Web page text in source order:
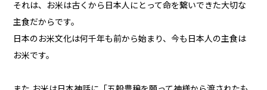
それは、お米は古くから日本人にとって命を繋いできた大切な
主食だからです。
日本のお米文化は何千年も前から始まり、今も日本人の主食は
お米です。